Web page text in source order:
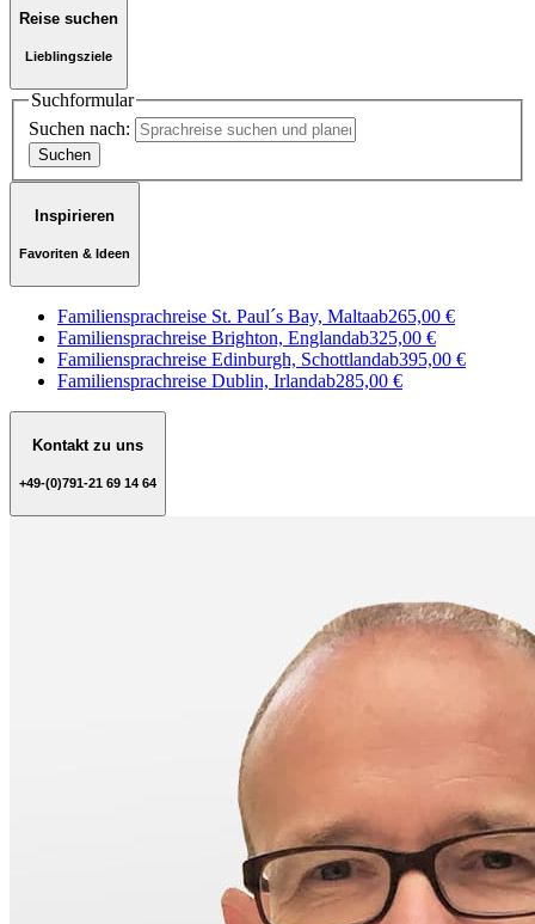
Reise suchen
Lieblingsziele
Suchformular
Suchen nach:
Inspirieren
Favoriten & Ideen
Familiensprachreise St. Paul´s Bay, Maltaab265,00 €
Familiensprachreise Brighton, Englandab325,00 €
Familiensprachreise Edinburgh, Schottlandab395,00 €
Familiensprachreise Dublin, Irlandab285,00 €
Kontakt zu uns
+49-(0)791-21 69 14 64